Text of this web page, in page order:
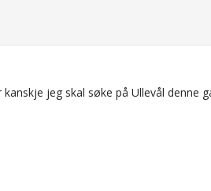
jeg skal søke på Ullevål denne